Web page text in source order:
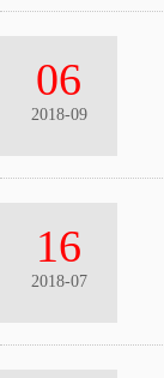
06
2018-09
16
2018-07